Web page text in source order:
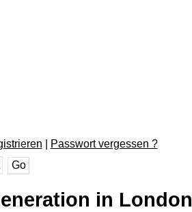
Passwort vergessen ?
in London